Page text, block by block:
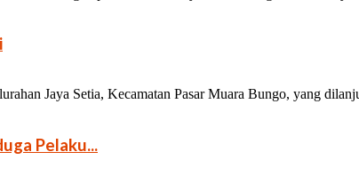
Jaya Setia, Kecamatan Pasar Muara Bungo, yang
Pelaku...